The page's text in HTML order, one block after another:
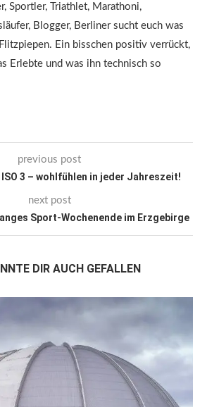
Sportler, Triathlet, Marathoni,
Blogger, Berliner sucht euch was
Ein bisschen positiv verrückt,
Erlebte und was ihn technisch so
previous post
3 – wohlfühlen in jeder Jahreszeit!
next post
Sport-Wochenende im Erzgebirge
DIR AUCH GEFALLEN